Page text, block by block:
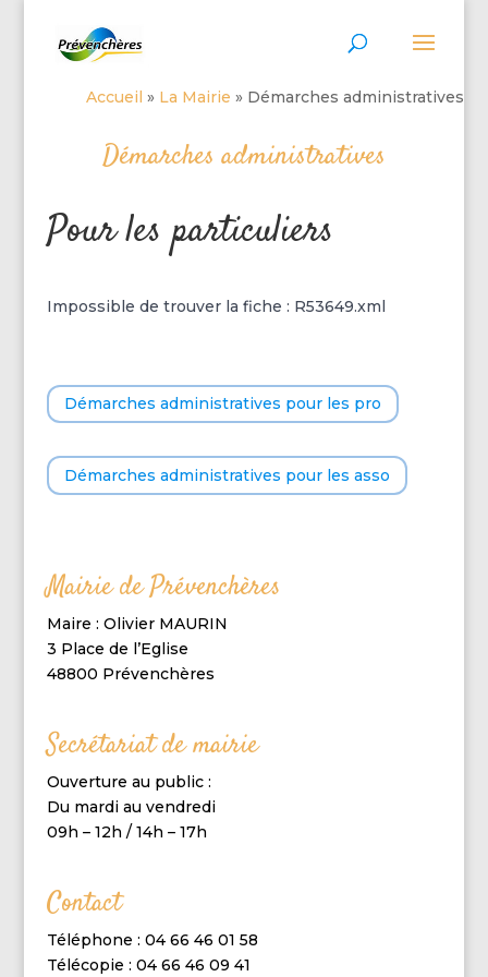
Accueil » La Mairie » Démarches administratives
Démarches administratives
Pour les particuliers
Impossible de trouver la fiche : R53649.xml
Démarches administratives pour les pro
Démarches administratives pour les asso
Mairie de Prévenchères
Maire : Olivier MAURIN
3 Place de l’Eglise
48800 Prévenchères
Secrétariat de mairie
Ouverture au public :
Du mardi au vendredi
09h – 12h / 14h – 17h
Contact
Téléphone : 04 66 46 01 58
Télécopie : 04 66 46 09 41